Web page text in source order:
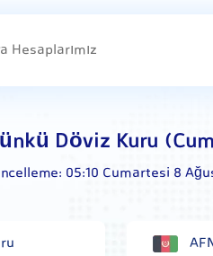
Hesaplarımız
Döviz Kuru
05:10 Cumartesi 8